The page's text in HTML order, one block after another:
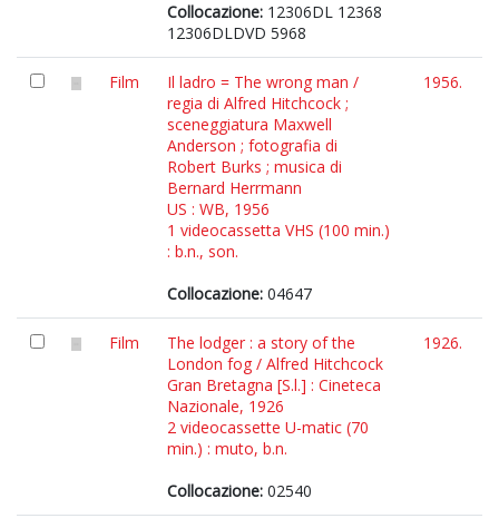
Collocazione: 12306DL 12368
12306DLDVD 5968
Film
Il ladro = The wrong man /
regia di Alfred Hitchcock ;
sceneggiatura Maxwell
Anderson ; fotografia di
Robert Burks ; musica di
Bernard Herrmann
US : WB, 1956
1 videocassetta VHS (100 min.)
: b.n., son.
Collocazione: 04647
1956.
Film
The lodger : a story of the
London fog / Alfred Hitchcock
Gran Bretagna [S.l.] : Cineteca
Nazionale, 1926
2 videocassette U-matic (70
min.) : muto, b.n.
Collocazione: 02540
1926.